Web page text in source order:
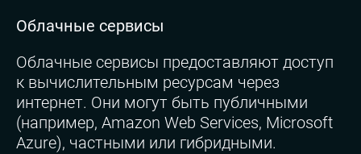
Облачные сервисы
Облачные сервисы предоставляют доступ
к вычислительным ресурсам через
интернет. Они могут быть публичными
(например, Amazon Web Services, Microsoft
Azure), частными или гибридными.